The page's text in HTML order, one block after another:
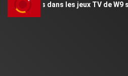
les jeux TV de W9 sans le savoir